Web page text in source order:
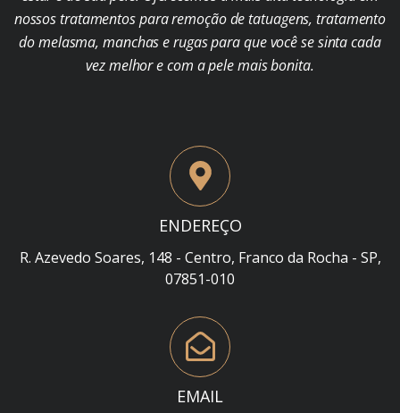
nossos tratamentos para remoção de tatuagens, tratamento
do melasma, manchas e rugas para que você se sinta cada
vez melhor e com a pele mais bonita.
ENDEREÇO
R. Azevedo Soares, 148 - Centro, Franco da Rocha - SP,
07851-010
EMAIL